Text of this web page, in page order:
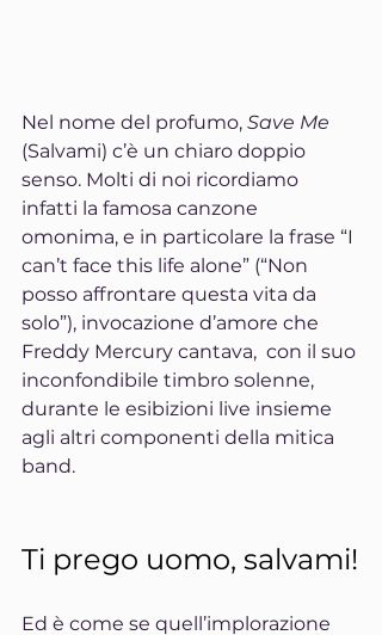
Nel nome del profumo, Save Me
(Salvami) c’è un chiaro doppio
senso. Molti di noi ricordiamo
infatti la famosa canzone
omonima, e in particolare la frase “I
can’t face this life alone” (“Non
posso affrontare questa vita da
solo”), invocazione d’amore che
Freddy Mercury cantava,  con il suo
inconfondibile timbro solenne,
durante le esibizioni live insieme
agli altri componenti della mitica
band.
Ti prego uomo, salvami!
Ed è come se quell’implorazione